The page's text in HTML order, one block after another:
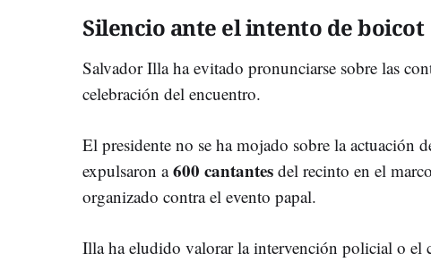
Silencio ante el intento de boicot
Salvador Illa ha evitado pronunciarse sobre las
celebración del encuentro.
El presidente no se ha mojado sobre la actuación
expulsaron a600 cantantes del recinto en el
organizado contra el evento papal.
Illa ha eludido valorar la intervención policial o